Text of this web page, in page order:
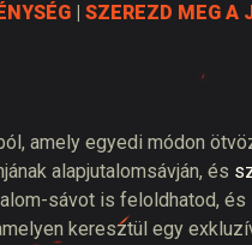
| SZEREZD MEG A
amely egyedi módon
alapjutalomsávján, és
sávot is feloldhatod,
keresztül egy